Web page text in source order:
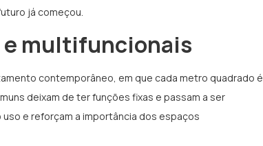
já começou.
e multifuncionais
contemporâneo, em que cada metro quadrado é
deixam de ter funções fixas e passam a ser
e reforçam a importância dos espaços